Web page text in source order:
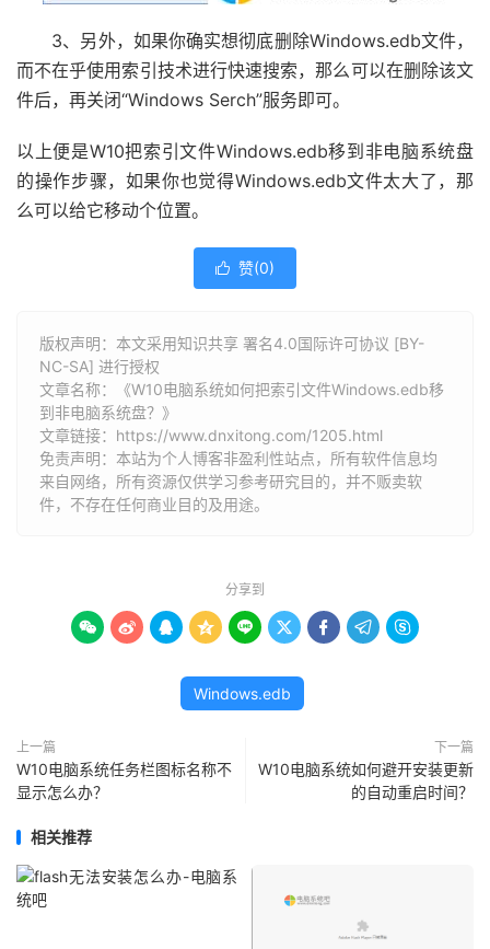
3、另外，如果你确实想彻底删除Windows.edb文件，
而不在乎使用索引技术进行快速搜索，那么可以在删除该文
件后，再关闭“Windows Serch”服务即可。
以上便是W10把索引文件Windows.edb移到非电脑系统盘
的操作步骤，如果你也觉得Windows.edb文件太大了，那
么可以给它移动个位置。
 赞(0)
版权声明：本文采用知识共享 署名4.0国际许可协议 [BY-
NC-SA] 进行授权
文章名称：《W10电脑系统如何把索引文件Windows.edb移
到非电脑系统盘？》
文章链接： https://www.dnxitong.com/1205.html
免责声明：本站为个人博客非盈利性站点，所有软件信息均
来自网络，所有资源仅供学习参考研究目的，并不贩卖软
件，不存在任何商业目的及用途。
分享到
        
Windows.edb
上一篇
W10电脑系统任务栏图标名称不
显示怎么办？
下一篇
W10电脑系统如何避开安装更新
的自动重启时间？
相关推荐